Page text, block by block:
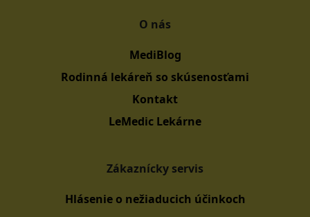
O nás
MediBlog
Rodinná lekáreň so skúsenosťami
Kontakt
LeMedic Lekárne
Zákaznícky servis
Hlásenie o nežiaducich účinkoch